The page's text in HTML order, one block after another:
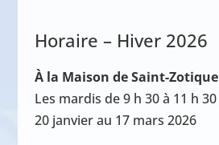
Horaire – Hiver 2026
À la Maison de Saint-Zotique
Les mardis de 9 h 30 à 11 h 30
20 janvier au 17 mars 2026